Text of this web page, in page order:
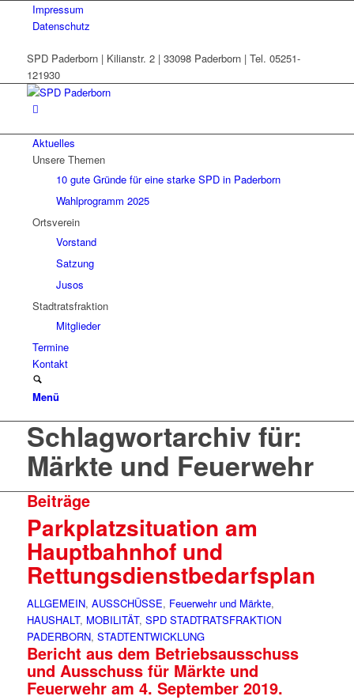
Impressum
Datenschutz
SPD Paderborn | Kilianstr. 2 | 33098 Paderborn | Tel. 05251-
121930
Aktuelles
Unsere Themen
10 gute Gründe für eine starke SPD in Paderborn
Wahlprogramm 2025
Ortsverein
Vorstand
Satzung
Jusos
Stadtratsfraktion
Mitglieder
Termine
Kontakt
Menü
Schlagwortarchiv für:
Märkte und Feuerwehr
Beiträge
Parkplatzsituation am
Hauptbahnhof und
Rettungsdienstbedarfsplan
ALLGEMEIN, AUSSCHÜSSE, Feuerwehr und Märkte,
HAUSHALT, MOBILITÄT, SPD STADTRATSFRAKTION
PADERBORN, STADTENTWICKLUNG
Bericht aus dem Betriebsausschuss
und Ausschuss für Märkte und
Feuerwehr am 4. September 2019.